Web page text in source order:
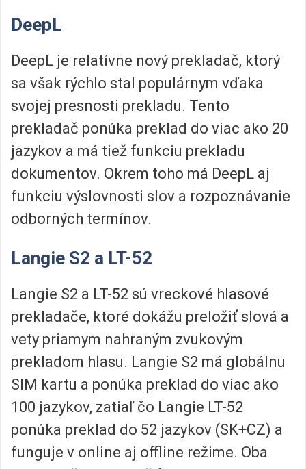
DeepL
DeepL je relatívne nový prekladač, ktorý
sa však rýchlo stal populárnym vďaka
svojej presnosti prekladu. Tento
prekladač ponúka preklad do viac ako 20
jazykov a má tiež funkciu prekladu
dokumentov. Okrem toho má DeepL aj
funkciu výslovnosti slov a rozpoznávanie
odborných termínov.
Langie S2 a LT-52
Langie S2 a LT-52 sú vreckové hlasové
prekladače, ktoré dokážu preložiť slová a
vety priamym nahraným zvukovým
prekladom hlasu. Langie S2 má globálnu
SIM kartu a ponúka preklad do viac ako
100 jazykov, zatiaľ čo Langie LT-52
ponúka preklad do 52 jazykov (SK+CZ) a
funguje v online aj offline režime. Oba